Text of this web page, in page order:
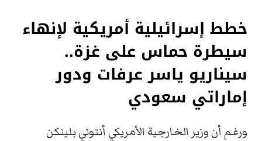
خطط إسرائيلية أمريكية لإنهاء
سيطرة حماس على غزة..
سيناريو ياسر عرفات ودور
إماراتي سعودي
ورغم أن وزير الخارجية الأمريكي أنتوني بلينكن